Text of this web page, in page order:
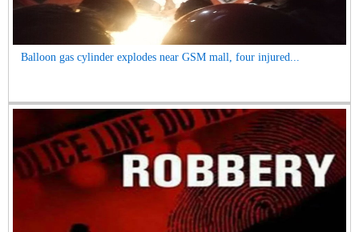
Balloon gas cylinder explodes near GSM mall, four injured...